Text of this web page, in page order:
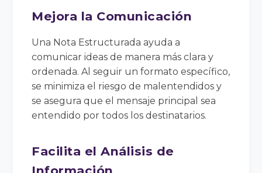
Mejora la Comunicación
Una Nota Estructurada ayuda a
comunicar ideas de manera más clara y
ordenada. Al seguir un formato específico,
se minimiza el riesgo de malentendidos y
se asegura que el mensaje principal sea
entendido por todos los destinatarios.
Facilita el Análisis de